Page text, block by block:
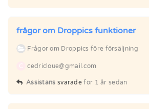
frågor om Droppics funktioner
Frågor om Droppics före försäljning
cedricloue@gmail.com
Assistans svaradeför 1 år sedan